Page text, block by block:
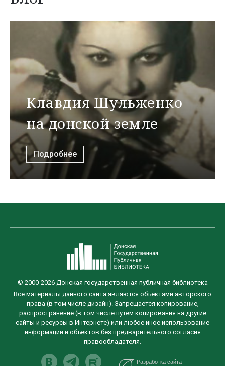
Клавдия Шульженко
на донской земле
Подробнее
© 2000-2026 Донская государственная публичная библиотека
Все материалы данного сайта являются объектами авторского
права (в том числе дизайн). Запрещается копирование,
распространение (в том числе путём копирования на другие
сайты и ресурсы в Интернете) или любое иное использование
информации и объектов без предварительного согласия
правообладателя.
Разработка сайта